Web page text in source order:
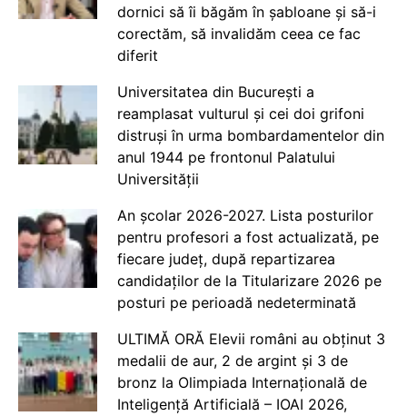
dornici să îi băgăm în șabloane și să-i
corectăm, să invalidăm ceea ce fac
diferit
Universitatea din București a
reamplasat vulturul și cei doi grifoni
distruși în urma bombardamentelor din
anul 1944 pe frontonul Palatului
Universității
An școlar 2026-2027. Lista posturilor
pentru profesori a fost actualizată, pe
fiecare județ, după repartizarea
candidaților de la Titularizare 2026 pe
posturi pe perioadă nedeterminată
ULTIMĂ ORĂ Elevii români au obținut 3
medalii de aur, 2 de argint și 3 de
bronz la Olimpiada Internațională de
Inteligență Artificială – IOAI 2026,